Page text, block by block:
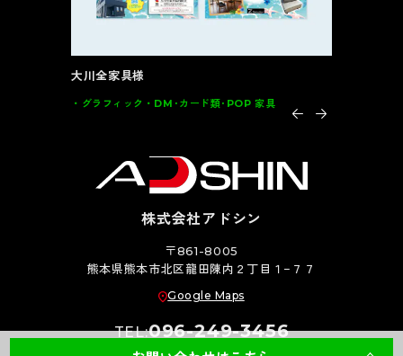
大川全家具様
グラフィック DM･カード類･POP 家具
株式会社アドシン
〒861-8005
熊本県熊本市北区龍田陳内２丁目１−７７
Google Maps
TEL:096-249-3456